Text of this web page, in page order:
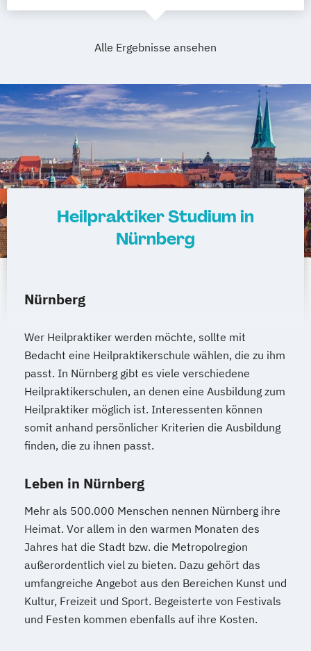
Alle Ergebnisse ansehen
Heilpraktiker Studium in
Nürnberg
Nürnberg
Wer Heilpraktiker werden möchte, sollte mit
Bedacht eine Heilpraktikerschule wählen, die zu ihm
passt. In Nürnberg gibt es viele verschiedene
Heilpraktikerschulen, an denen eine Ausbildung zum
Heilpraktiker möglich ist. Interessenten können
somit anhand persönlicher Kriterien die Ausbildung
finden, die zu ihnen passt.
Leben in Nürnberg
Mehr als 500.000 Menschen nennen Nürnberg ihre
Heimat. Vor allem in den warmen Monaten des
Jahres hat die Stadt bzw. die Metropolregion
außerordentlich viel zu bieten. Dazu gehört das
umfangreiche Angebot aus den Bereichen Kunst und
Kultur, Freizeit und Sport. Begeisterte von Festivals
und Festen kommen ebenfalls auf ihre Kosten.